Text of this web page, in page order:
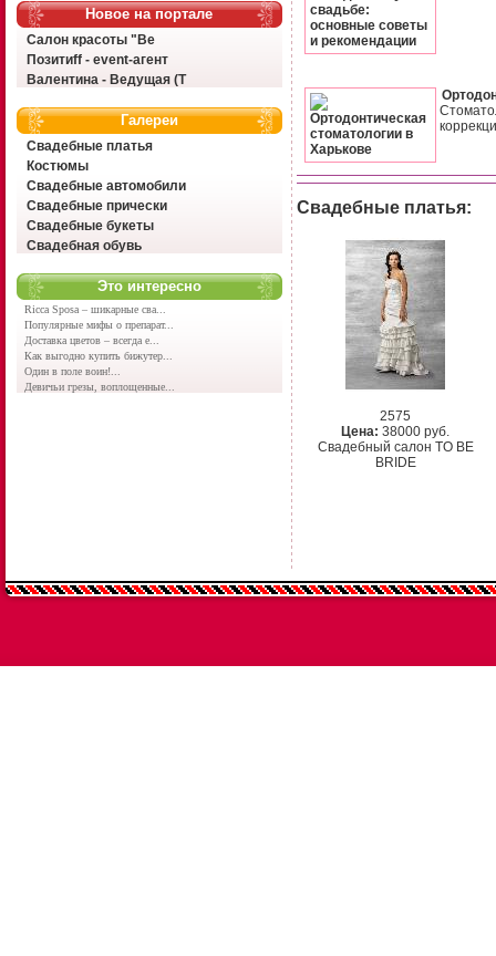
Новое на портале
Салон красоты "Ве
Позитиff - event-агент
Валентина - Ведущая (Т
Галереи
Свадебные платья
Костюмы
Свадебные автомобили
Свадебные прически
Свадебные букеты
Свадебная обувь
Это интересно
Ricca Sposa – шикарные сва...
Популярные мифы о препарат...
Доставка цветов – всегда е...
Как выгодно купить бижутер...
Один в поле воин!...
Девичьи грезы, воплощенные...
Свадебные платья:
2575
Цена: 38000 руб.
Свадебный салон TO BE
BRIDE